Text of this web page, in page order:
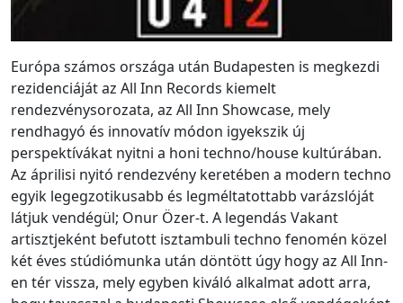
Európa számos országa után Budapesten is megkezdi
rezidenciáját az All Inn Records kiemelt
rendezvénysorozata, az All Inn Showcase, mely
rendhagyó és innovatív módon igyekszik új
perspektívákat nyitni a honi techno/house kultúrában.
Az áprilisi nyitó rendezvény keretében a modern techno
egyik legegzotikusabb és legméltatottabb varázslóját
látjuk vendégül; Onur Özer-t. A legendás Vakant
artisztjeként befutott isztambuli techno fenomén közel
két éves stúdiómunka után döntött úgy hogy az All Inn-
en tér vissza, mely egyben kiváló alkalmat adott arra,